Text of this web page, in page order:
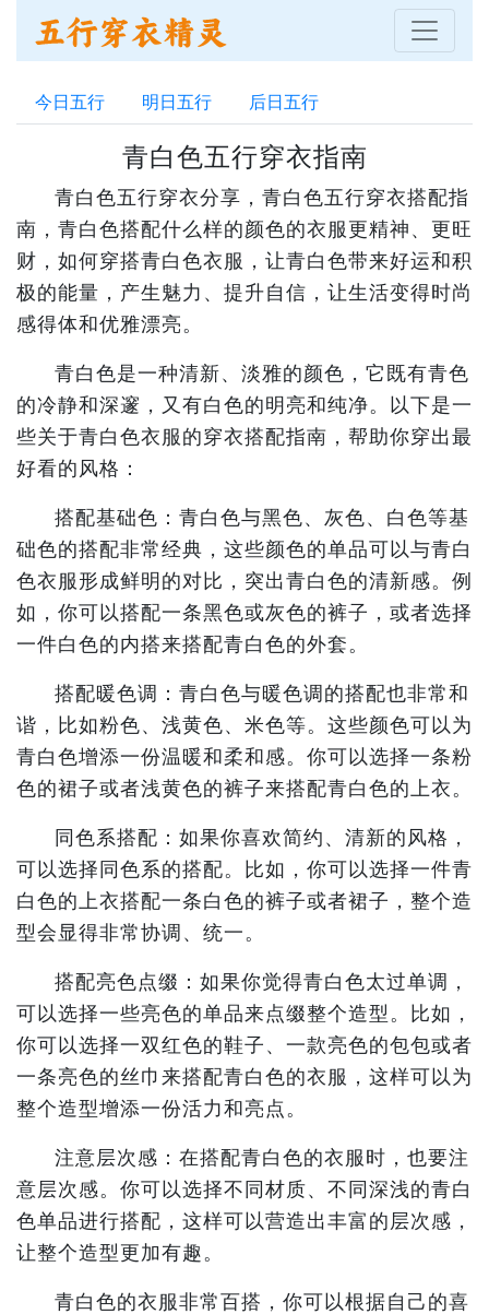
今日五行 明日五行 后日五行
青白色五行穿衣指南
青白色五行穿衣分享，青白色五行穿衣搭配指
南，青白色搭配什么样的颜色的衣服更精神、更旺
财，如何穿搭青白色衣服，让青白色带来好运和积
极的能量，产生魅力、提升自信，让生活变得时尚
感得体和优雅漂亮。
青白色是一种清新、淡雅的颜色，它既有青色
的冷静和深邃，又有白色的明亮和纯净。以下是一
些关于青白色衣服的穿衣搭配指南，帮助你穿出最
好看的风格：
搭配基础色：青白色与黑色、灰色、白色等基
础色的搭配非常经典，这些颜色的单品可以与青白
色衣服形成鲜明的对比，突出青白色的清新感。例
如，你可以搭配一条黑色或灰色的裤子，或者选择
一件白色的内搭来搭配青白色的外套。
搭配暖色调：青白色与暖色调的搭配也非常和
谐，比如粉色、浅黄色、米色等。这些颜色可以为
青白色增添一份温暖和柔和感。你可以选择一条粉
色的裙子或者浅黄色的裤子来搭配青白色的上衣。
同色系搭配：如果你喜欢简约、清新的风格，
可以选择同色系的搭配。比如，你可以选择一件青
白色的上衣搭配一条白色的裤子或者裙子，整个造
型会显得非常协调、统一。
搭配亮色点缀：如果你觉得青白色太过单调，
可以选择一些亮色的单品来点缀整个造型。比如，
你可以选择一双红色的鞋子、一款亮色的包包或者
一条亮色的丝巾来搭配青白色的衣服，这样可以为
整个造型增添一份活力和亮点。
注意层次感：在搭配青白色的衣服时，也要注
意层次感。你可以选择不同材质、不同深浅的青白
色单品进行搭配，这样可以营造出丰富的层次感，
让整个造型更加有趣。
青白色的衣服非常百搭，你可以根据自己的喜